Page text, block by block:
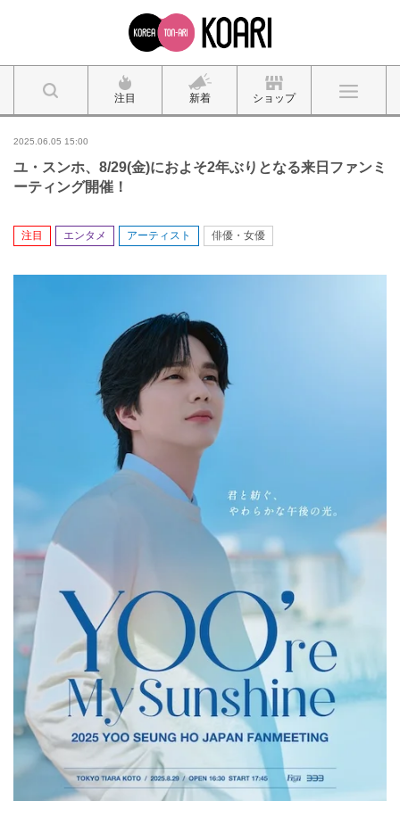
注目 新着 ショップ
2025.06.05 15:00
ユ・スンホ、8/29(金)におよそ2年ぶりとなる来日ファンミ
ーティング開催！
注目 エンタメ アーティスト 俳優・女優